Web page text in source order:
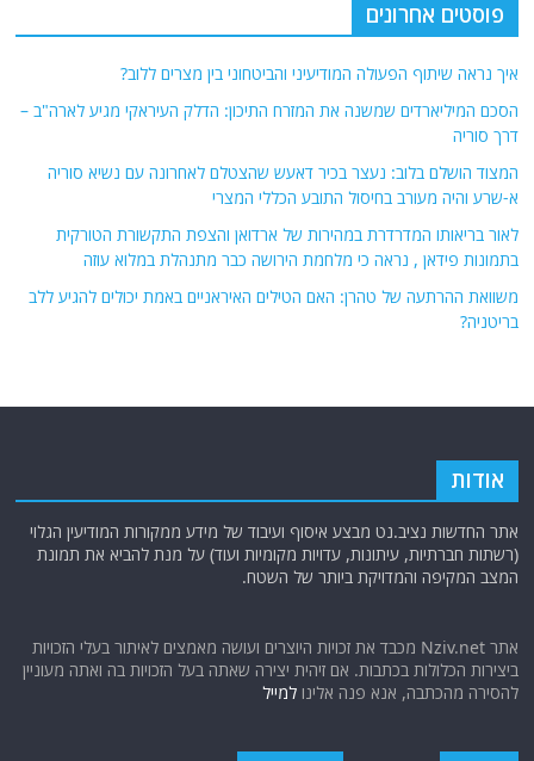
פוסטים אחרונים
איך נראה שיתוף הפעולה המודיעיני והביטחוני בין מצרים ללוב?
הסכם המיליארדים שמשנה את המזרח התיכון: הדלק העיראקי מגיע לארה"ב –
דרך סוריה
המצוד הושלם בלוב: נעצר בכיר דאעש שהצטלם לאחרונה עם נשיא סוריה
א-שרע והיה מעורב בחיסול התובע הכללי המצרי
לאור בריאותו המדרדרת במהירות של ארדואן והצפת התקשורת הטורקית
בתמונות פידאן , נראה כי מלחמת הירושה כבר מתנהלת במלוא עוזה
משוואת ההרתעה של טהרן: האם הטילים האיראניים באמת יכולים להגיע ללב
בריטניה?
אודות
אתר החדשות נציב.נט מבצע איסוף ועיבוד של מידע ממקורות המודיעין הגלוי
(רשתות חברתיות, עיתונות, עדויות מקומיות ועוד) על מנת להביא את תמונת
המצב המקיפה והמדויקת ביותר של השטח.
אתר Nziv.net מכבד את זכויות היוצרים ועושה מאמצים לאיתור בעלי הזכויות
ביצירות הכלולות בכתבות. אם זיהית יצירה שאתה בעל הזכויות בה ואתה מעוניין
להסירה מהכתבה, אנא פנה אלינולמייל